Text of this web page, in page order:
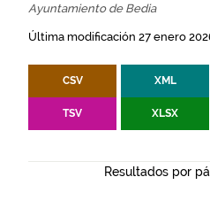
Ayuntamiento de Bedia
Última modificación 27 enero
CSV XML
TSV XLSX
Resultados por